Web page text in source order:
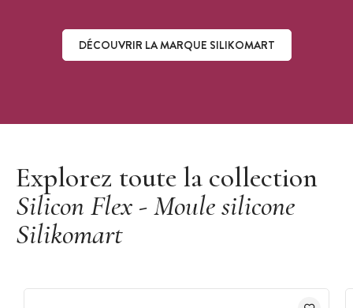
DÉCOUVRIR LA MARQUE SILIKOMART
Explorez toute la collection
Silicon Flex - Moule silicone
Silikomart